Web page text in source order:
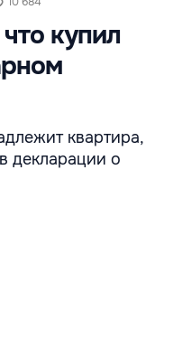
купил
квартира,
декларации о